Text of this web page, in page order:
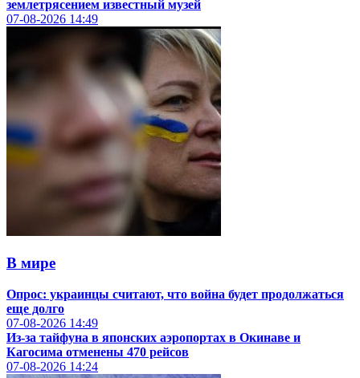
землетрясением известный музей
07-08-2026 14:49
В мире
Опрос: украинцы считают, что война будет продолжаться
еще долго
07-08-2026 14:49
Из-за тайфуна в японских аэропортах в Окинаве и
Кагосима отменены 470 рейсов
07-08-2026 14:24